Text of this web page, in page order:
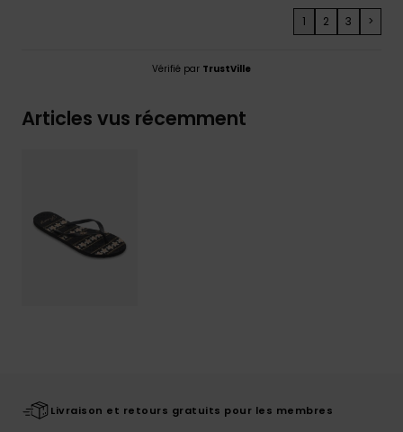
1 2 3 >
Vérifié par TrustVille
Articles vus récemment
Livraison et retours gratuits pour les membres